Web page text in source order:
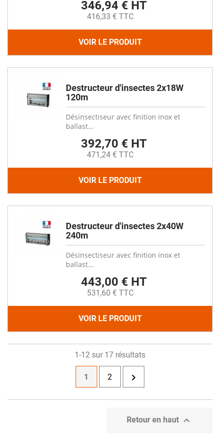
346,94 € HT
416,33 € TTC
VOIR LE PRODUIT
Destructeur d'insectes 2x18W
120m
Désinsectiseur avec finition inox et
ballast...
392,70 € HT
471,24 € TTC
VOIR LE PRODUIT
Destructeur d'insectes 2x40W
240m
Désinsectiseur avec finition inox et
ballast...
443,00 € HT
531,60 € TTC
VOIR LE PRODUIT
1-12 sur 17 résultats
1 2 
Retour en haut 